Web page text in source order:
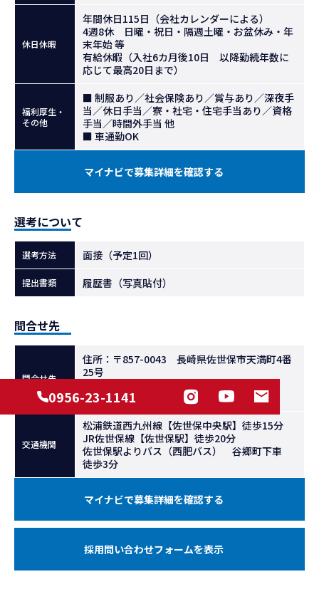
0956-23-1141
休日休暇
年間休日115日（会社カレンダーによる）
4週8休 日曜・祝日・隔週土曜・お盆休み・年
末年始 等
有給休暇（入社6カ月後10日 以降勤続年数に
応じて最高20日まで）
福利厚生・
その他
■ 制服あり／社会保険あり／賞与あり／深夜手
当／休日手当／寮・社宅・住宅手当あり／資格
手当／時間外手当 他
■ 車通勤OK
マイナビで募集詳細を確認する
選考について
選考方法 面接（予定1回）
提出書類 履歴書（写真貼付）
問合せ先
問合せ先
住所：〒857-0043 長崎県佐世保市天満町4番
25号
担当：総務部 浦
交通機関
松浦鉄道西九州線【佐世保中央駅】徒歩15分
JR佐世保線【佐世保駅】徒歩20分
佐世保駅よりバス（西肥バス） 谷郷町下車
徒歩3分
マイナビで募集詳細を確認する
採用問い合わせフォームを表示